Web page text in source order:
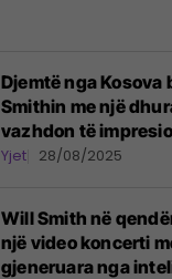
Djemtë nga Kosova
Smithin me një
vazhdon të
botërorë
Yjet 28/08/2025
Will Smith në
një video koncerti
gjeneruara nga